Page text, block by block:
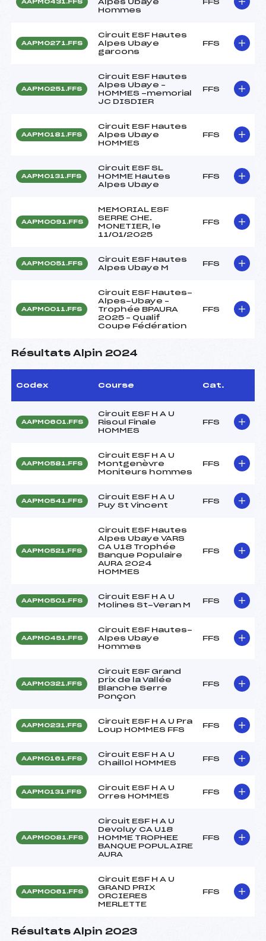
AAPM0431.FFS
Alpes Ubaye
Hommes
FFS
AAPM0271.FFS
Circuit ESF Hautes
Alpes Ubaye
garcons
FFS
AAPM0251.FFS
Circuit ESF Hautes
Alpes Ubaye –
HOMMES -memorial
JC DISDIER
FFS
AAPM0181.FFS
Circuit ESF Hautes
Alpes Ubaye
HOMMES
FFS
AAPM0131.FFS
Circuit ESF SL
HOMME Hautes
Alpes Ubaye
FFS
AAPM0091.FFS
MEMORIAL ESF
SERRE CHE.
MONETIER, le
11/01/2025
FFS
AAPM0051.FFS
Circuit ESF Hautes
Alpes Ubaye M
FFS
AAPM0011.FFS
Circuit ESF Hautes-
Alpes-Ubaye –
Trophée BPAURA
2025 – Qualif
Coupe Fédération
FFS
Résultats Alpin 2024
Codex Course Cat.
AAPM0601.FFS
Circuit ESF H A U
Risoul Finale
HOMMES
FFS
AAPM0581.FFS
Circuit ESF H A U
Montgenèvre
Moniteurs hommes
FFS
AAPM0541.FFS
Circuit ESF H A U
Puy St Vincent
FFS
AAPM0521.FFS
Circuit ESF Hautes
Alpes Ubaye VARS
CA U18 Trophée
Banque Populaire
AURA 2024
HOMMES
FFS
AAPM0501.FFS
Circuit ESF H A U
Molines St-Veran M
FFS
AAPM0451.FFS
Circuit ESF Hautes-
Alpes Ubaye
Hommes
FFS
AAPM0321.FFS
Circuit ESF Grand
prix de la Vallée
Blanche Serre
Ponçon
FFS
AAPM0231.FFS
Circuit ESF H A U Pra
Loup HOMMES FFS
FFS
AAPM0161.FFS
Circuit ESF H A U
Chaillol HOMMES
FFS
AAPM0131.FFS
Circuit ESF H A U
Orres HOMMES
FFS
AAPM0081.FFS
Circuit ESF H A U
Devoluy CA U18
HOMME TROPHEE
BANQUE POPULAIRE
AURA
FFS
AAPM0061.FFS
Circuit ESF H A U
GRAND PRIX
ORCIERES
MERLETTE
FFS
Résultats Alpin 2023